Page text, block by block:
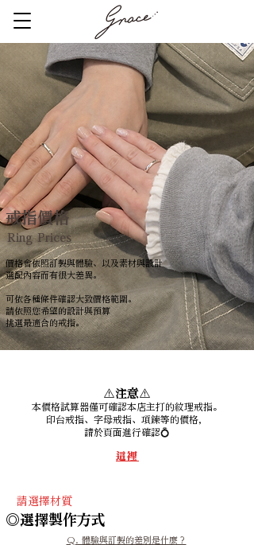
戒指價格
Ring Prices
價格會依照訂製與體驗、以及素材與設計
選配內容而有很大差異。
可依各種條件確認大致價格範圍。
請依照您希望的設計與預算
挑選最適合的戒指。
⚠️注意⚠️
本價格試算器僅可確認本店主打的紋理戒指。
印台戒指、字母戒指、項鍊等的價格，
請於頁面進行確認💍
這裡
◎選擇製作方式
Q. 體驗與訂製的差別是什麼？
請選擇材質